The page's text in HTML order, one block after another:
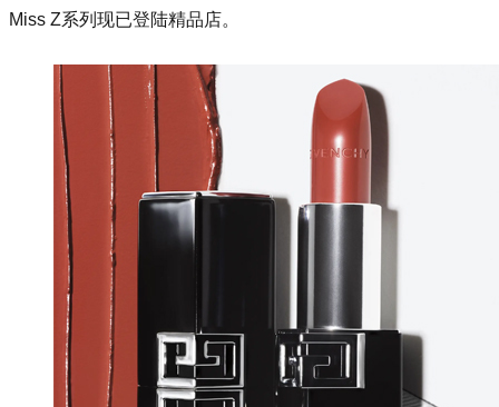
Miss Z系列现已登陆精品店。